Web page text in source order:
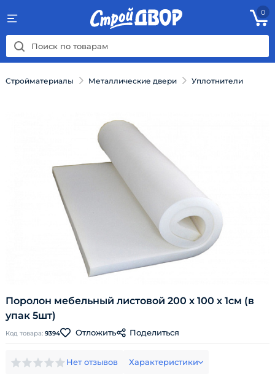
0
Стройматериалы Металлические двери Уплотнители
Поролон мебельный листовой 200 х 100 х 1см (в
упак 5шт)
Код товара: 9394 Отложить Поделиться
Нет отзывов Характеристики